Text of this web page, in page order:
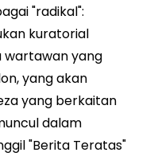
"radikal":
kuratorial
wartawan yang
yang akan
yang berkaitan
dalam
"Berita Teratas"